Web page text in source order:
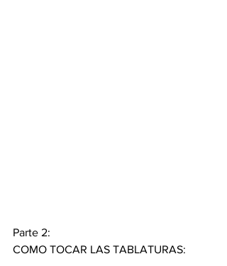
Parte 2:
COMO TOCAR LAS TABLATURAS: